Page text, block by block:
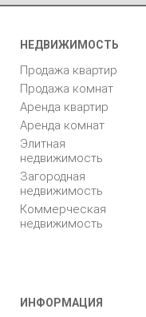
НЕДВИЖИМОСТЬ
Продажа квартир
Продажа комнат
Аренда квартир
Аренда комнат
Элитная
недвижимость
Загородная
недвижимость
Коммерческая
недвижимость
ИНФОРМАЦИЯ